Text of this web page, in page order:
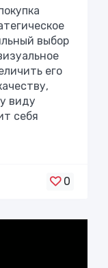
выбор
его
виду
себя
0